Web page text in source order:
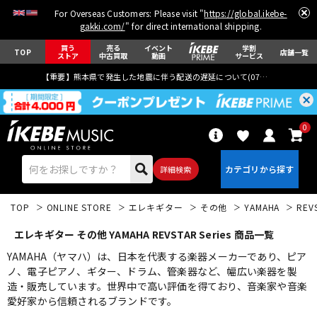
For Overseas Customers: Please visit "https://global.ikebe-
gakki.com/" for direct international shipping.
TOP 買う
ストア
売る
中古買取
イベント
動画
学割
サービス 店舗一覧
【重要】熊本県で発生した地震に伴う配送の遅延について(07月29日
詳細検索
0
エレキギター アコギ/エレアコ
TOP ONLINE STORE エレキギター その他 YAMAHA
エレキギター その他 YAMAHA REVSTAR Series 商品一覧
YAMAHA（ヤマハ）は、日本を代表する楽器メーカーであり、ピア
ノ、電子ピアノ、ギター、ドラム、管楽器など、幅広い楽器を製
造・販売しています。世界中で高い評価を得ており、音楽家や音楽
愛好家から信頼されるブランドです。